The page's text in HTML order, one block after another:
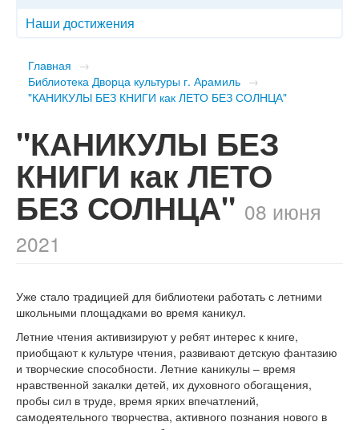
Наши достижения
Главная →
Библиотека Дворца культуры г. Арамиль →
"КАНИКУЛЫ БЕЗ КНИГИ как ЛЕТО БЕЗ СОЛНЦА"
"КАНИКУЛЫ БЕЗ
КНИГИ как ЛЕТО
БЕЗ СОЛНЦА" 08 июня
2021
Уже стало традицией для библиотеки работать с летними
школьными площадками во время каникул.
Летние чтения активизируют у ребят интерес к книге,
приобщают к культуре чтения, развивают детскую фантазию
и творческие способности. Летние каникулы – время
нравственной закалки детей, их духовного обогащения,
пробы сил в труде, время ярких впечатлений,
самодеятельного творчества, активного познания нового в